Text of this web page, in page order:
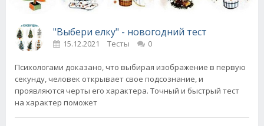
"Выбери елку" - новогодний тест
15.12.2021 Тесты 0
Психологами доказано, что выбирая изображение в первую
секунду, человек открывает свое подсознание, и
проявляются черты его характера. Точный и быстрый тест
на характер поможет